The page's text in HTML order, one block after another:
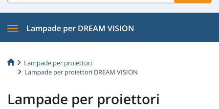
Lampade per DREAM VISION
Lampade per proiettori
Lampade per proiettori DREAM VISION
Lampade per proiettori